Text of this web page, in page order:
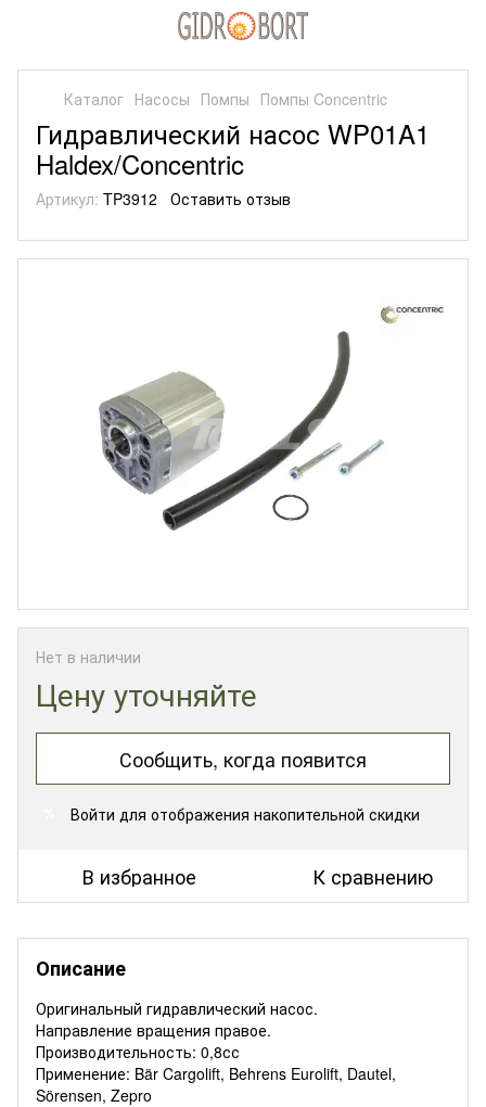
Каталог Насосы Помпы Помпы Concentric
Гидравлический насос WP01A1
Haldex/Concentric
Артикул: TP3912 Оставить отзыв
Нет в наличии
Цену уточняйте
Сообщить, когда появится
Войти для отображения накопительной скидки
В избранное К сравнению
Описание
Оригинальный гидравлический насос.
Направление вращения правое.
Производительность: 0,8сс
Применение: Bär Cargolift, Behrens Eurolift, Dautel,
Sörensen, Zepro